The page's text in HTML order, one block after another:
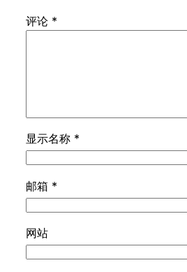
评论 *
显示名称 *
邮箱 *
网站